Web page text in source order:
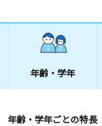
年齢・学年
年齢・学年ごとの特長